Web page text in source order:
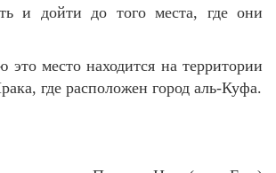
и дойти до того места, где они
место находится на территории
где расположен город аль-Куфа.